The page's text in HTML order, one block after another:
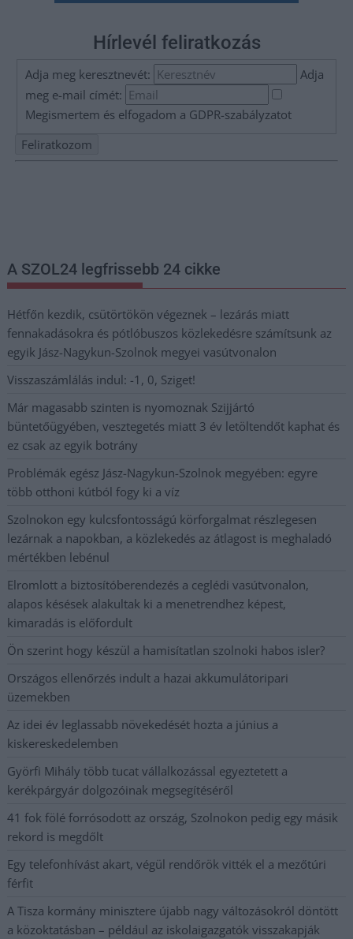
Hírlevél feliratkozás
Adja meg keresztnevét:
Adja
meg e-mail címét:
Megismertem és elfogadom a GDPR-szabályzatot
A SZOL24 legfrissebb 24 cikke
Hétfőn kezdik, csütörtökön végeznek – lezárás miatt
fennakadásokra és pótlóbuszos közlekedésre számítsunk az
egyik Jász-Nagykun-Szolnok megyei vasútvonalon
Visszaszámlálás indul: -1, 0, Sziget!
Már magasabb szinten is nyomoznak Szijjártó
büntetőügyében, vesztegetés miatt 3 év letöltendőt kaphat és
ez csak az egyik botrány
Problémák egész Jász-Nagykun-Szolnok megyében: egyre
több otthoni kútból fogy ki a víz
Szolnokon egy kulcsfontosságú körforgalmat részlegesen
lezárnak a napokban, a közlekedés az átlagost is meghaladó
mértékben lebénul
Elromlott a biztosítóberendezés a ceglédi vasútvonalon,
alapos késések alakultak ki a menetrendhez képest,
kimaradás is előfordult
Ön szerint hogy készül a hamisítatlan szolnoki habos isler?
Országos ellenőrzés indult a hazai akkumulátoripari
üzemekben
Az idei év leglassabb növekedését hozta a június a
kiskereskedelemben
Györfi Mihály több tucat vállalkozással egyeztetett a
kerékpárgyár dolgozóinak megsegítéséről
41 fok fölé forrósodott az ország, Szolnokon pedig egy másik
rekord is megdőlt
Egy telefonhívást akart, végül rendőrök vitték el a mezőtúri
férfit
A Tisza kormány minisztere újabb nagy változásokról döntött
a közoktatásban – például az iskolaigazgatók visszakapják